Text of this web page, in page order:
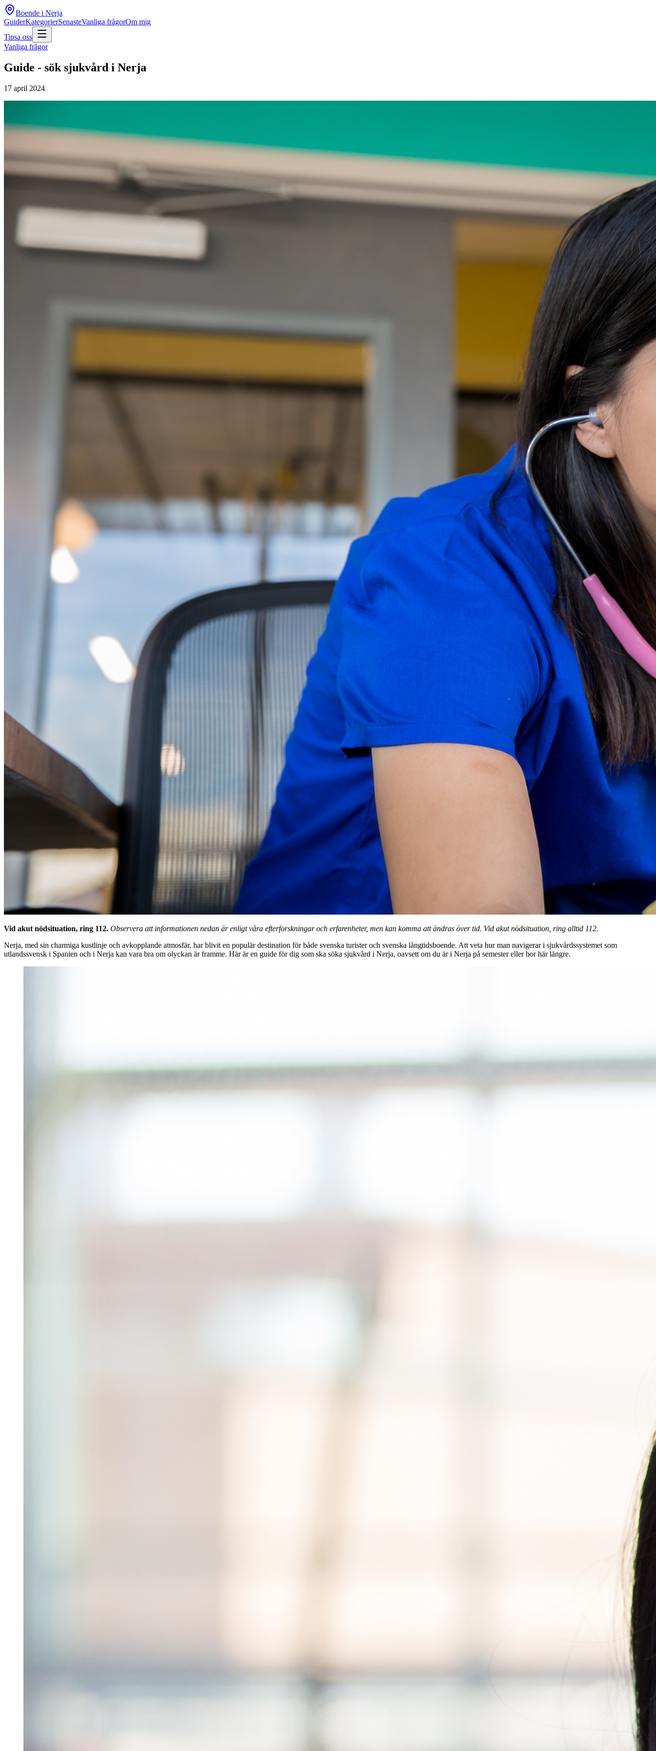
Boende i Nerja
GuiderKategorierSenasteVanliga frågorOm mig
Tipsa oss
Vanliga frågor
Guide - sök sjukvård i Nerja
17 april 2024
Vid akut nödsituation, ring 112. Observera att informationen nedan är enligt våra efterforskningar och erfarenheter, men kan komma att ändras över tid. Vid akut nödsituation, ring alltid 112.
Nerja, med sin charmiga kustlinje och avkopplande atmosfär, har blivit en populär destination för både svenska turister och svenska långtidsboende. Att veta hur man navigerar i sjukvårdssystemet som
utlandssvensk i Spanien och i Nerja kan vara bra om olyckan är framme. Här är en guide för dig som ska söka sjukvård i Nerja, oavsett om du är i Nerja på semester eller bor här längre.